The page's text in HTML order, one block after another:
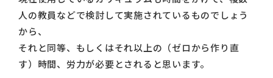
人の教員などで検討して実施されているものでしょう
から、
それと同等、もしくはそれ以上の（ゼロから作り直
す）時間、労力が必要とされると思います。